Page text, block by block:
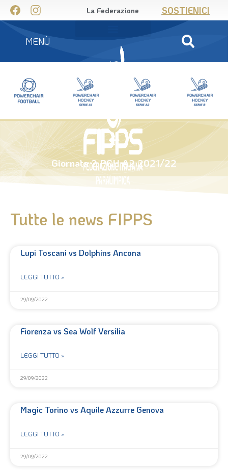
La Federazione SOSTIENICI
MENÙ
Giornata 2 PCH A2 2021/22
Tutte le news FIPPS
Lupi Toscani vs Dolphins Ancona
LEGGI TUTTO »
29/09/2022
Fiorenza vs Sea Wolf Versilia
LEGGI TUTTO »
29/09/2022
Magic Torino vs Aquile Azzurre Genova
LEGGI TUTTO »
29/09/2022